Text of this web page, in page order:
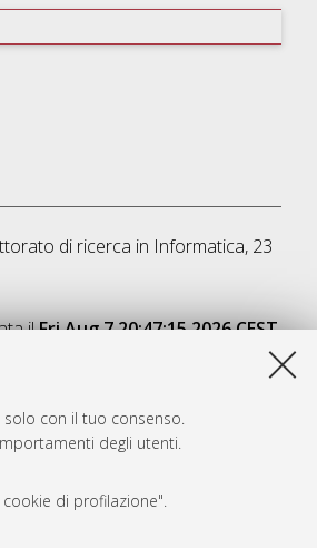
con il tuo consenso.
degli utenti.
di profilazione".
di ricerca in Informatica, 23
ilFri Aug 7 20:47:15 2026 CEST.